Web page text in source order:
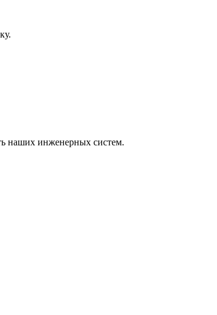
наших инженерных систем.